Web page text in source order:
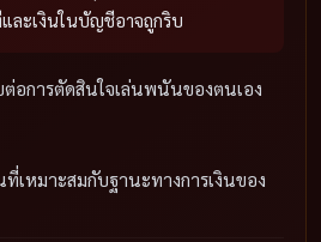
ละเงินในบัญชีอาจถูกริบ
อการตัดสินใจเล่นพนันของตนเอง
ที่เหมาะสมกับฐานะทางการเงินของ